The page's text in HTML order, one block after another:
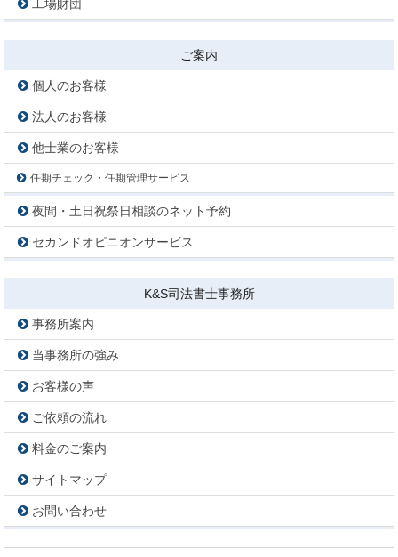
工場財団
ご案内
個人のお客様
法人のお客様
他士業のお客様
任期チェック・任期管理サービス
夜間・土日祝祭日相談のネット予約
セカンドオピニオンサービス
K&S司法書士事務所
事務所案内
当事務所の強み
お客様の声
ご依頼の流れ
料金のご案内
サイトマップ
お問い合わせ